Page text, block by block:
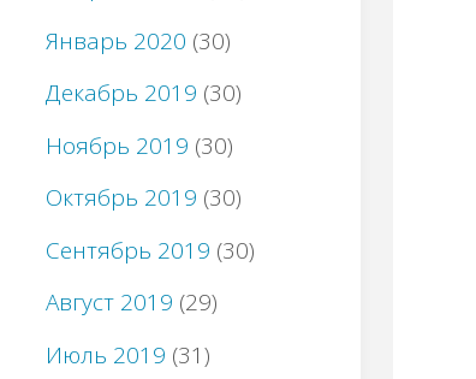
Январь 2020 (30)
Декабрь 2019 (30)
Ноябрь 2019 (30)
Октябрь 2019 (30)
Сентябрь 2019 (30)
Август 2019 (29)
Июль 2019 (31)